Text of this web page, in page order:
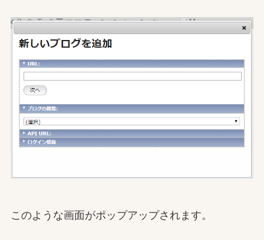
このような画面がポップアップされます。